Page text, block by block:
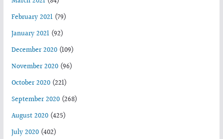
February 2021(79)
January 2021(92)
December 2020(109)
November 2020(96)
October 2020(221)
September 2020(268)
August 2020(425)
July 2020(402)